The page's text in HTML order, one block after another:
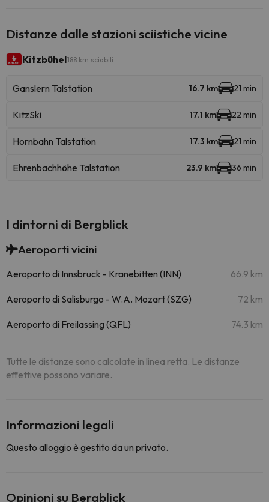
Distanze dalle stazioni sciistiche vicine
Kitzbühel188 km sciabili
Ganslern Talstation 16.7 km 21 min
KitzSki 17.1 km 22 min
Hornbahn Talstation 17.3 km 21 min
Ehrenbachhöhe Talstation 23.9 km 36 min
I dintorni di Bergblick
Aeroporti vicini
Aeroporto di Innsbruck - Kranebitten (INN) 66.9 km
Aeroporto di Salisburgo - W.A. Mozart (SZG) 72 km
Aeroporto di Freilassing (QFL) 74.3 km
Tutte le distanze sono calcolate in linea retta. Le distanze
effettive possono variare.
Informazioni legali
Questo alloggio è gestito da un privato.
Opinioni su Bergblick